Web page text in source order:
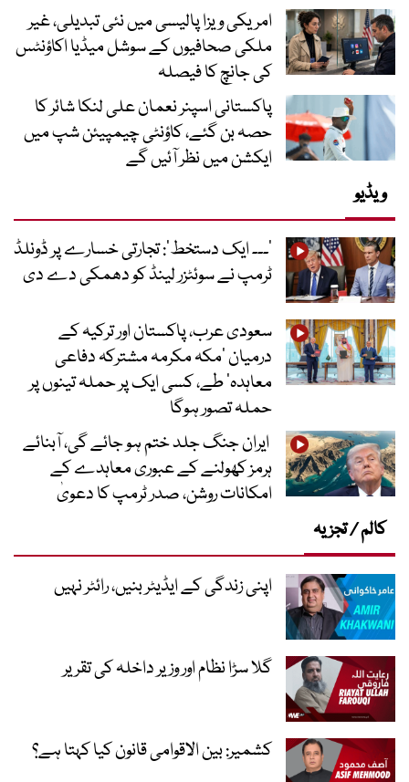
امریکی ویزا پالیسی میں نئی تبدیلی، غیر
ملکی صحافیوں کے سوشل میڈیا اکاؤنٹس
کی جانچ کا فیصلہ
پاکستانی اسپنر نعمان علی لنکا شائر کا
حصہ بن گئے، کاؤنٹی چیمپیئن شپ میں
ایکشن میں نظر آئیں گے
ویڈیو
’۔۔۔ ایک دستخط‘: تجارتی خسارے پر ڈونلڈ
ٹرمپ نے سوئٹزر لینڈ کو دھمکی دے دی
سعودی عرب، پاکستان اور ترکیہ کے
درمیان ’مکہ مکرمہ مشترکہ دفاعی
معاہدہ‘ طے، کسی ایک پر حملہ تینوں پر
حملہ تصور ہوگا
ایران جنگ جلد ختم ہو جائے گی، آبنائے
ہرمز کھولنے کے عبوری معاہدے کے
امکانات روشن، صدر ٹرمپ کا دعویٰ
کالم / تجزیہ
اپنی زندگی کے ایڈیٹر بنیں، رائٹر نہیں
گلا سڑا نظام اور وزیر داخلہ کی تقریر
کشمیر: بین الاقوامی قانون کیا کہتا ہے؟